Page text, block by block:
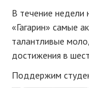
В течение недели
«Гагарин» самые
талантливые
достижения в
Поддержим